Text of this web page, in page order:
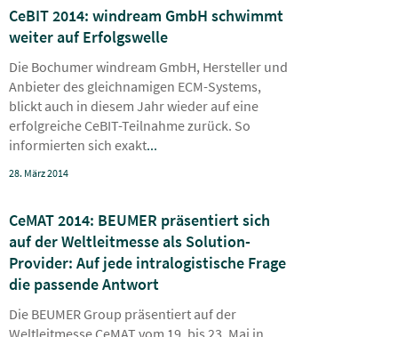
CeBIT 2014: windream GmbH schwimmt
weiter auf Erfolgswelle
Die Bochumer windream GmbH, Hersteller und
Anbieter des gleichnamigen ECM-Systems,
blickt auch in diesem Jahr wieder auf eine
erfolgreiche CeBIT-Teilnahme zurück. So
informierten sich exakt...
28. März 2014
CeMAT 2014: BEUMER präsentiert sich
auf der Weltleitmesse als Solution-
Provider: Auf jede intralogistische Frage
die passende Antwort
Die BEUMER Group präsentiert auf der